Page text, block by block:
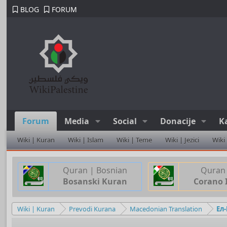
BLOG FORUM
Forum Media Social Donacije
Wiki | Kuran Wiki | Islam Wiki | Teme Wiki | Jezici Wiki
Quran | Bosnian
Bosanski Kuran
Corano
Wiki | Kuran Prevodi Kurana Macedonian Translation